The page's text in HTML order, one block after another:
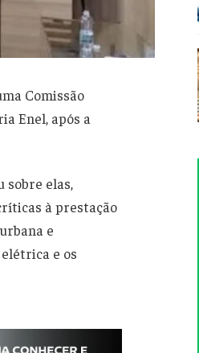
Comissão
Enel, após a
sobre elas,
à prestação
e
e os